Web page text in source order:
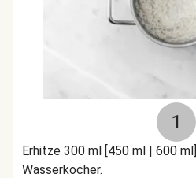
1
Erhitze 300 ml [450 ml | 600
Wasserkocher.